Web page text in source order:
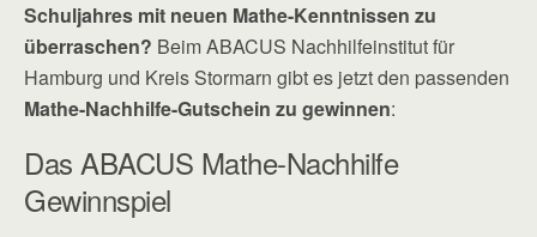
Schuljahres mit neuen Mathe-Kenntnissen zu
überraschen? Beim ABACUS Nachhilfeinstitut für
Hamburg und Kreis Stormarn gibt es jetzt den passenden
Mathe-Nachhilfe-Gutschein zu gewinnen:
Das ABACUS Mathe-Nachhilfe
Gewinnspiel